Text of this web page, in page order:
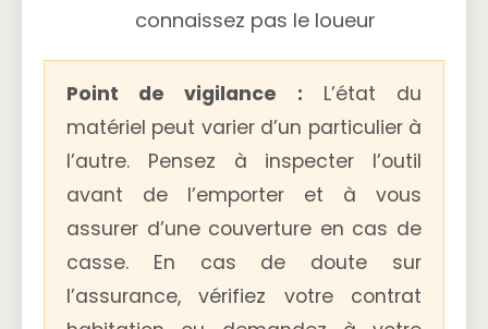
connaissez pas le loueur
Point de vigilance : L’état du
matériel peut varier d’un particulier à
l’autre. Pensez à inspecter l’outil
avant de l’emporter et à vous
assurer d’une couverture en cas de
casse. En cas de doute sur
l’assurance, vérifiez votre contrat